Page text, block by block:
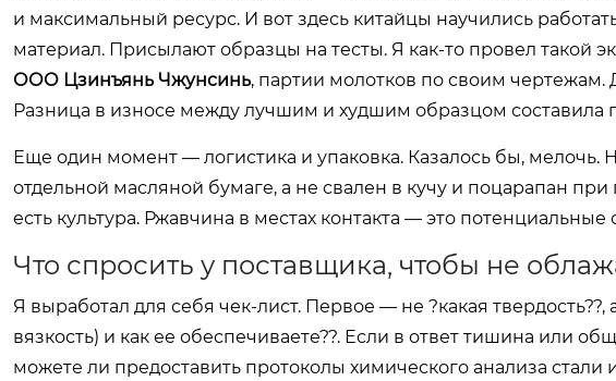
и максимальный ресурс. И вот здесь китайцы научились
материал. Присылают образцы на тесты. Я как-то провел такой
ООО Цзинъянь Чжунсинь, партии молотков по своим чертежам.
Разница в износе между лучшим и худшим образцом составила
Еще один момент — логистика и упаковка. Казалось бы, мелочь.
отдельной масляной бумаге, а не свален в кучу и поцарапан
есть культура. Ржавчина в местах контакта — это
Что спросить у поставщика, чтобы не
Я выработал для себя чек-лист. Первое — не ?какая
вязкость) и как ее обеспечиваете??. Если в ответ тишина или
можете ли предоставить протоколы химического анализа